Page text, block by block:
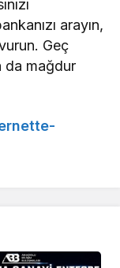
arayın,
Geç
da mağdur